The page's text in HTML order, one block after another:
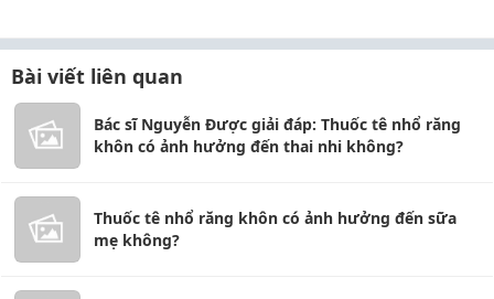
Bài viết liên quan
Bác sĩ Nguyễn Được giải đáp: Thuốc tê nhổ răng
khôn có ảnh hưởng đến thai nhi không?
Thuốc tê nhổ răng khôn có ảnh hưởng đến sữa
mẹ không?